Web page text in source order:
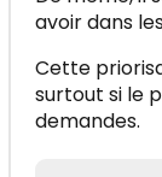
avoir dans
Cette
surtout si le
demandes.